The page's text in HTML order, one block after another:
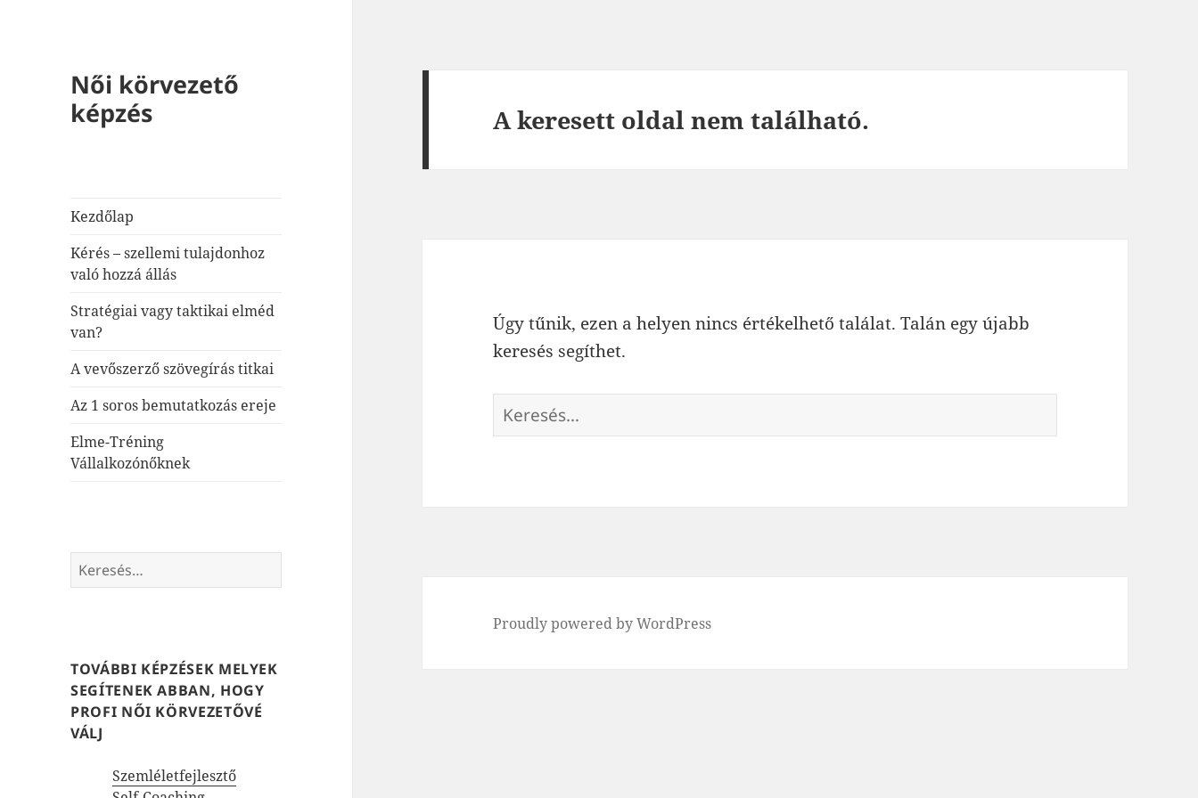
Női körvezető
képzés
Kezdőlap
Kérés – szellemi tulajdonhoz
való hozzá állás
Stratégiai vagy taktikai elméd
van?
A vevőszerző szövegírás titkai
Az 1 soros bemutatkozás ereje
Elme-Tréning
Vállalkozónőknek
Keresés:
TOVÁBBI KÉPZÉSEK MELYEK
SEGÍTENEK ABBAN, HOGY
PROFI NŐI KÖRVEZETŐVÉ
VÁLJ
Szemléletfejlesztő
A keresett oldal nem található.
Úgy tűnik, ezen a helyen nincs értékelhető találat. Talán egy újabb
keresés segíthet.
Keresés:
Proudly powered by WordPress